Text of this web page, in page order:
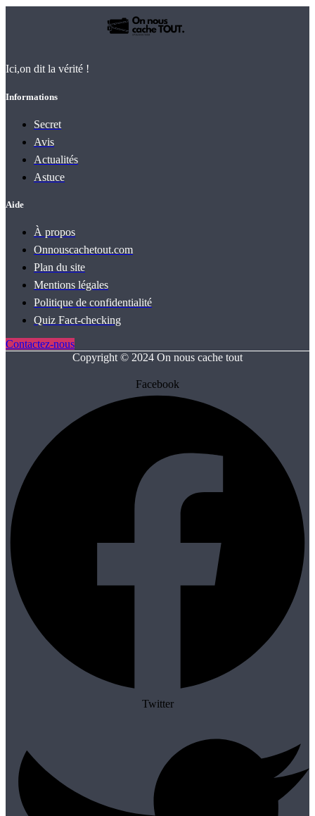
Ici,on dit la vérité !
Informations
Secret
Avis
Actualités
Astuce
Aide
À propos
Onnouscachetout.com
Plan du site
Mentions légales
Politique de confidentialité
Quiz Fact‑checking
Contactez-nous
Copyright © 2024 On nous cache tout
Facebook
Twitter